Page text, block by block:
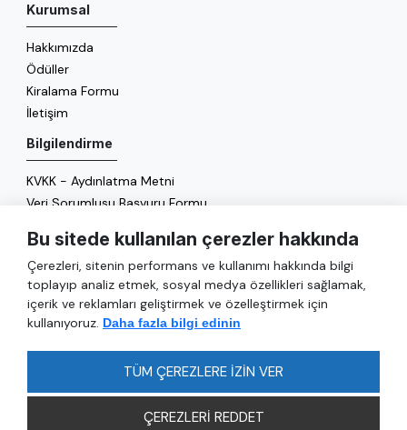
Kurumsal
Hakkımızda
Ödüller
Kiralama Formu
İletişim
Bilgilendirme
KVKK - Aydınlatma Metni
Veri Sorumlusu Başvuru Formu
Enerji Politikası
Genel
Hizmetler
Bu sitede kullanılan çerezler hakkında
Çerezleri, sitenin performans ve kullanımı hakkında bilgi
toplayıp analiz etmek, sosyal medya özellikleri sağlamak,
içerik ve reklamları geliştirmek ve özelleştirmek için
kullanıyoruz. Daha fazla bilgi edinin
TÜM ÇEREZLERE İZİN VER
ÇEREZLERİ REDDET